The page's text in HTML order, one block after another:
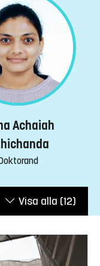
Achaiah
Visa alla (12)